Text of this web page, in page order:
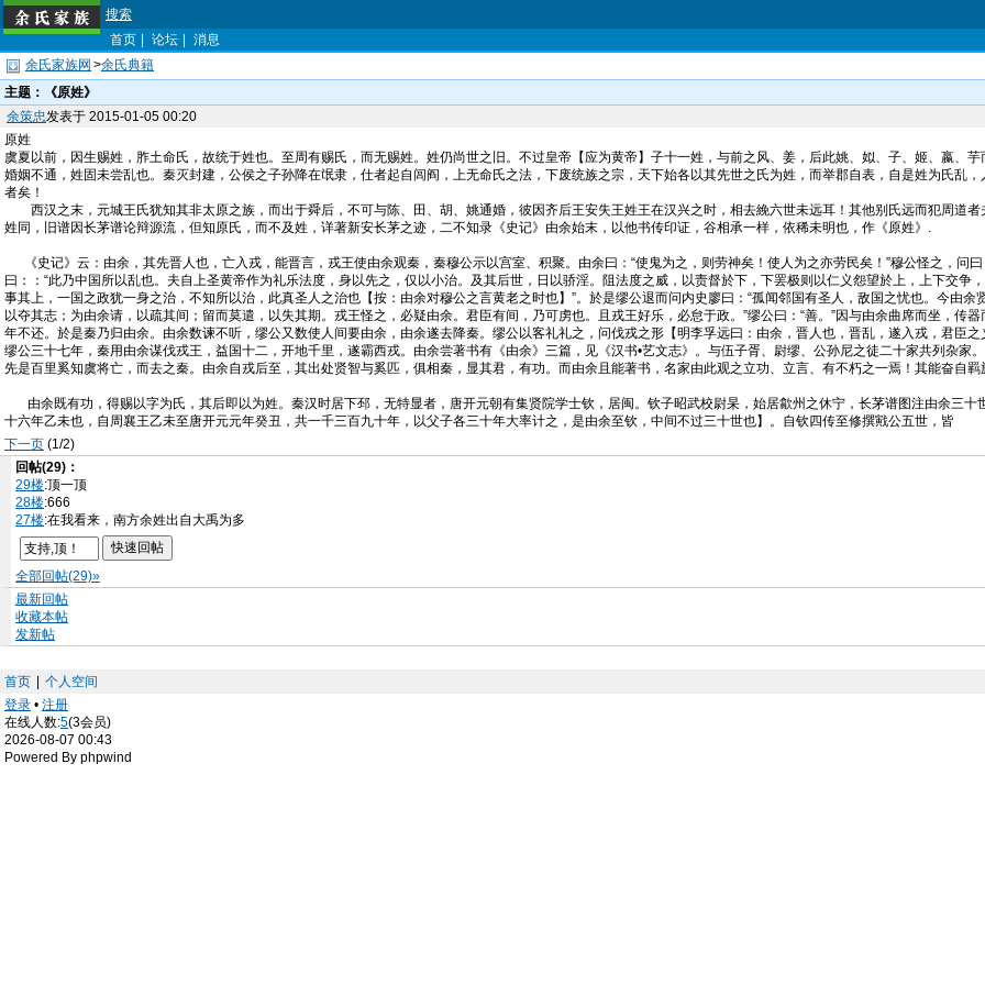
搜索
首页
论坛
消息
余氏家族网 >余氏典籍
主题：
《原姓》
余策忠发表于 2015-01-05 00:20
原姓
虞夏以前，因生赐姓，胙土命氏，故统于姓也。至周有赐氏，而无赐姓。姓仍尚世之旧。不过皇帝【应为黄帝】子十一姓，与前之风、姜，后此姚、姒、子、姬、嬴、
婚姻不通，姓固未尝乱也。秦灭封建，公侯之子孙降在氓隶，仕者起自闾阎，上无命氏之法，下废统族之宗，天下始各以其先世之氏为姓，而举郡自表，自是姓为氏乱
者矣！
西汉之末，元城王氏犹知其非太原之族，而出于舜后，不可与陈、田、胡、姚通婚，彼因齐后王安失王姓王在汉兴之时，相去絻六世未远耳！其他别氏远而犯周道
姓同，旧谱因长茅谱论辩源流，但知原氏，而不及姓，详著新安长茅之迹，二不知录《史记》由余始末，以他书传印证，谷相承一样，依稀未明也，作《原姓》.
《史记》云：由余，其先晋人也，亡入戎，能晋言，戎王使由余观秦，秦穆公示以宫室、积聚。由余曰：“使鬼为之，则劳神矣！使人为之亦劳民矣！”穆公怪之，问
曰：：“此乃中国所以乱也。夫自上圣黄帝作为礼乐法度，身以先之，仅以小治。及其后世，日以骄淫。阻法度之威，以责督於下，下罢极则以仁义怨望於上，上下交
事其上，一国之政犹一身之治，不知所以治，此真圣人之治也【按：由余对穆公之言黄老之时也】”。於是缪公退而问内史廖曰：“孤闻邻国有圣人，敌国之忧也。今由
以夺其志；为由余请，以疏其间；留而莫遣，以失其期。戎王怪之，必疑由余。君臣有间，乃可虏也。且戎王好乐，必怠于政。”缪公曰：“善。”因与由余曲席而坐，
年不还。於是秦乃归由余。由余数谏不听，缪公又数使人间要由余，由余遂去降秦。缪公以客礼礼之，问伐戎之形【明李孚远曰：由余，晋人也，晋乱，遂入戎，君臣
缪公三十七年，秦用由余谋伐戎王，益国十二，开地千里，遂霸西戎。由余尝著书有《由余》三篇，见《汉书•艺文志》。与伍子胥、尉缪、公孙尼之徒二十家共列杂家。
先是百里奚知虞将亡，而去之秦。由余自戎后至，其出处贤智与奚匹，俱相秦，显其君，有功。而由余且能著书，名家由此观之立功、立言、有不朽之一焉！其能奋自
由余既有功，得赐以字为氏，其后即以为姓。秦汉时居下邳，无特显者，唐开元朝有集贤院学士钦，居闽。钦子昭武校尉杲，始居歙州之休宁，长茅谱图注由余三
十六年乙未也，自周襄王乙未至唐开元元年癸丑，共一千三百九十年，以父子各三十年大率计之，是由余至钦，中间不过三十世也】。自钦四传至修撰戭公五世，皆
下一页 (1/2)
回帖(29)：
29楼:顶一顶
28楼:666
27楼:在我看来，南方余姓出自大禹为多
全部回帖(29)»
最新回帖
收藏本帖
发新帖
首页
个人空间
登录 • 注册
在线人数:5(3会员)
2026-08-07 00:43
Powered By phpwind